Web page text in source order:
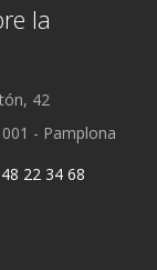
la
42
- Pamplona
22 34 68